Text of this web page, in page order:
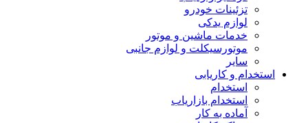
تزئینات خودرو
لوازم یدکی
خدمات ماشین و موتور
موتورسیکلت و لوازم جانبی
سایر
استخدام و کاریابی
استخدام
استخدام بازاریاب
آماده به کار